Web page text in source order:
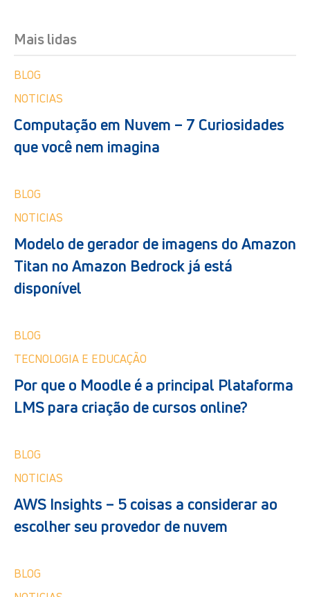
Mais lidas
BLOG
NOTICIAS
Computação em Nuvem – 7 Curiosidades
que você nem imagina
BLOG
NOTICIAS
Modelo de gerador de imagens do Amazon
Titan no Amazon Bedrock já está
disponível
BLOG
TECNOLOGIA E EDUCAÇÃO
Por que o Moodle é a principal Plataforma
LMS para criação de cursos online?
BLOG
NOTICIAS
AWS Insights – 5 coisas a considerar ao
escolher seu provedor de nuvem
BLOG